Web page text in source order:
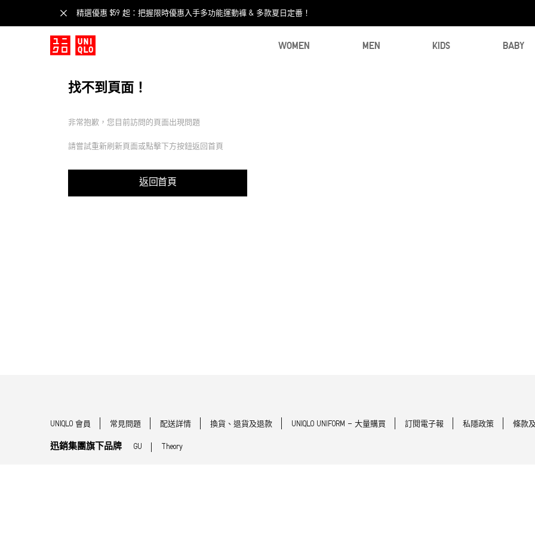
精選優惠 $59 起：把握限時優惠入手多功能運動褲 & 多款夏日定番！​
WOMEN MEN KIDS BABY
找不到頁面！
非常抱歉，您目前訪問的頁面出現問題
請嘗試重新刷新頁面或點擊下方按鈕返回首頁
返回首頁
UNIQLO 會員 常見問題 配送詳情 換貨、退貨及退款 UNIQLO UNIFORM - 大量購買 訂閱電子報 私隱政策 條款
迅銷集團旗下品牌 GU Theory